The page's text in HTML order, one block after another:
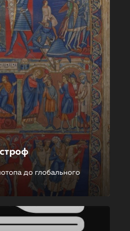
до глобального